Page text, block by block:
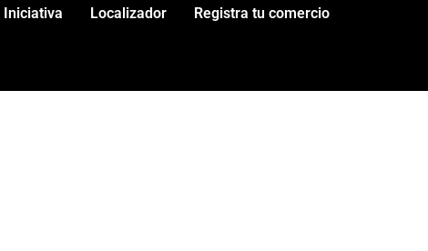
Iniciativa Localizador Registra tu comercio